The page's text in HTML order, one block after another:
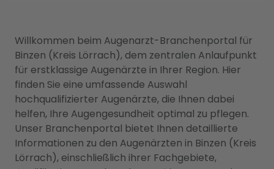
Willkommen beim Augenarzt-Branchenportal für
Binzen (Kreis Lörrach), dem zentralen Anlaufpunkt
für erstklassige Augenärzte in Ihrer Region. Hier
finden Sie eine umfassende Auswahl
hochqualifizierter Augenärzte, die Ihnen dabei
helfen, Ihre Augengesundheit optimal zu pflegen.
Unser Branchenportal bietet Ihnen detaillierte
Informationen zu den Augenärzten in Binzen (Kreis
Lörrach), einschließlich ihrer Fachgebiete,